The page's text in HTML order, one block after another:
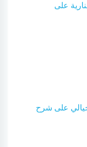
على
على شرح